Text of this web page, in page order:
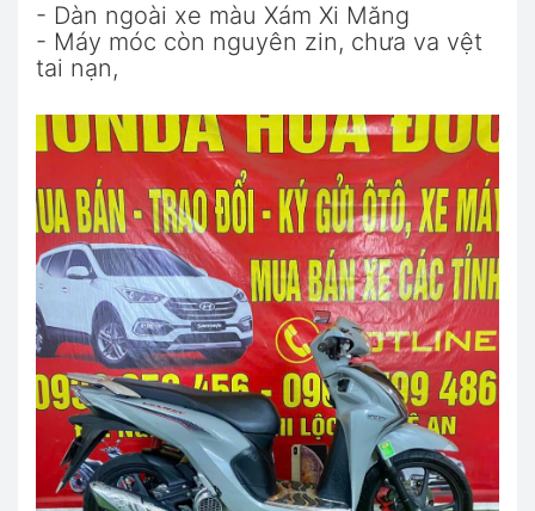
- Dàn ngoài xe màu Xám Xi Măng
- Máy móc còn nguyên zin, chưa va vệt
tai nạn,